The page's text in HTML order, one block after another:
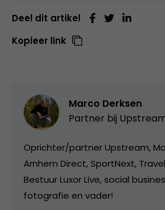
Deel dit artikel
Kopieer link
Marco Derksen
Partner bij
Oprichter/partner Upstream,
Arnhem Direct, SportNext,
Bestuur Luxor Live, social
fotografie en vader!